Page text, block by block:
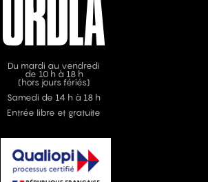
Du mardi au vendredi
de 10 h à 18 h
(hors jours fériés)
Samedi de 14 h à 18 h
Entrée libre et gratuite